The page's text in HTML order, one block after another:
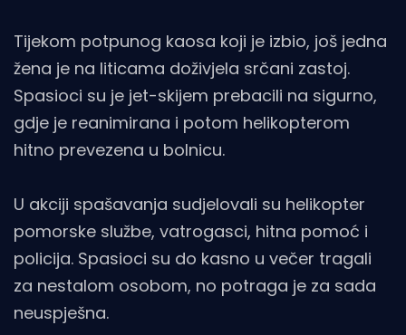
Tijekom potpunog kaosa koji je izbio, još jedna
žena je na liticama doživjela srčani zastoj.
Spasioci su je jet-skijem prebacili na sigurno,
gdje je reanimirana i potom helikopterom
hitno prevezena u bolnicu.
U akciji spašavanja sudjelovali su helikopter
pomorske službe, vatrogasci, hitna pomoć i
policija. Spasioci su do kasno u večer tragali
za nestalom osobom, no potraga je za sada
neuspješna.